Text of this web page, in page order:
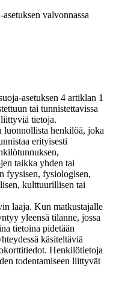
valvonnassa
asetuksen 4 artiklan 1
tai tunnistettavissa
tietoja.
luonnollista henkilöä, joka
erityisesti
taikka yhden tai
fyysisen, fysiologisen,
kulttuurillisen tai
laaja. Kun matkustajalle
yleensä tilanne, jossa
tietoina pidetään
käsiteltäviä
Henkilötietoja
todentamiseen liittyvät